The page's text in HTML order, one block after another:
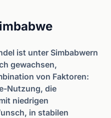
ist unter Simbabwern
gewachsen,
von Faktoren:
Nutzung, die
niedrigen
in stabilen